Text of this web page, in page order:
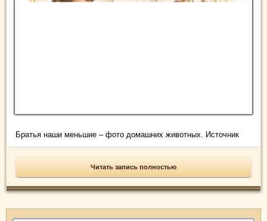
Братья наши меньшие – фото домашних животных. Источник
Читать запись полностью